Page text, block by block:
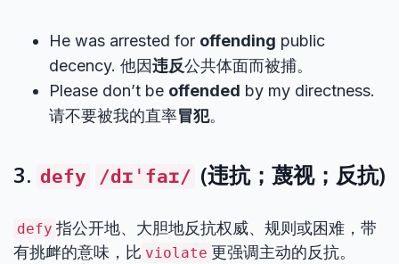
He was arrested for offending public
decency. 他因违反公共体面而被捕。
Please don’t be offended by my directness.
请不要被我的直率冒犯。
3. defy /dɪˈfaɪ/ (违抗；蔑视；反抗)
defy 指公开地、大胆地反抗权威、规则或困难，带
有挑衅的意味，比 violate 更强调主动的反抗。